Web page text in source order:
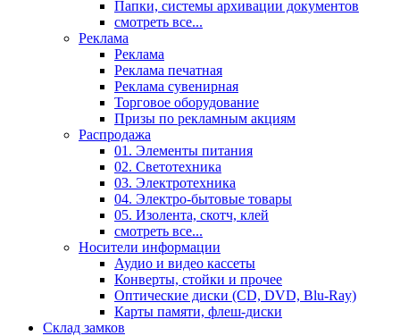
Папки, системы архивации документов
смотреть все...
Реклама
Реклама
Реклама печатная
Реклама сувенирная
Торговое оборудование
Призы по рекламным акциям
Распродажа
01. Элементы питания
02. Светотехника
03. Электротехника
04. Электро-бытовые товары
05. Изолента, скотч, клей
смотреть все...
Носители информации
Аудио и видео кассеты
Конверты, стойки и прочее
Оптические диски (CD, DVD, Blu-Ray)
Карты памяти, флеш-диски
Склад замков